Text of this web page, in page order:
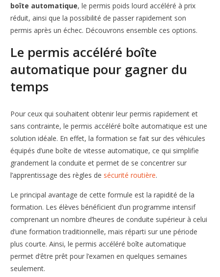
boîte automatique, le permis poids lourd accéléré à prix
réduit, ainsi que la possibilité de passer rapidement son
permis après un échec. Découvrons ensemble ces options.
Le permis accéléré boîte
automatique pour gagner du
temps
Pour ceux qui souhaitent obtenir leur permis rapidement et
sans contrainte, le permis accéléré boîte automatique est une
solution idéale. En effet, la formation se fait sur des véhicules
équipés d’une boîte de vitesse automatique, ce qui simplifie
grandement la conduite et permet de se concentrer sur
l’apprentissage des règles de sécurité routière.
Le principal avantage de cette formule est la rapidité de la
formation. Les élèves bénéficient d’un programme intensif
comprenant un nombre d’heures de conduite supérieur à celui
d’une formation traditionnelle, mais réparti sur une période
plus courte. Ainsi, le permis accéléré boîte automatique
permet d’être prêt pour l’examen en quelques semaines
seulement.